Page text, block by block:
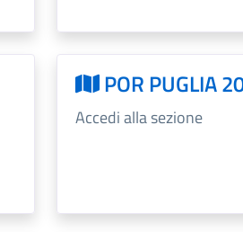
POR PUGLIA
Accedi alla sezione